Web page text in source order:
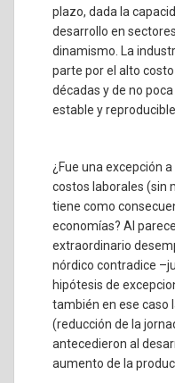
plazo, dada la
desarrollo en
dinamismo. La
parte por el alto
décadas y de no
estable y
¿Fue una excepción
costos laborales (sin
tiene como
economías? Al
extraordinario
nórdico contradice
hipótesis de
también en ese caso
(reducción de la
antecedieron al
aumento de la